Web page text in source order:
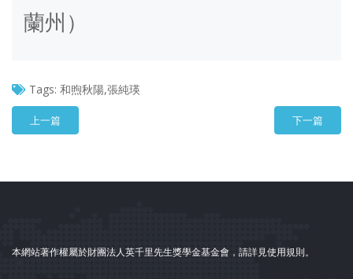
蘭州）
Tags: 和煦秋陽,張純瑛
上一篇 下一篇
本網站著作權屬於財團法人英千里先生獎學金基金會，請詳見使用規則。